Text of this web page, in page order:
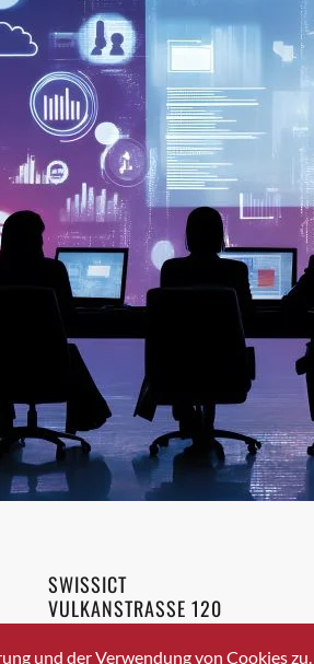
Bottighofen
Bremgarten bei Bern
Brig-Glis
Bronschhofen
AG
Burgdorf
Cazis
Crissier
Davos Platz
SWISSICT
VULKANSTRASSE 120
8048 ZURICH
und der Verwendung von Cookies